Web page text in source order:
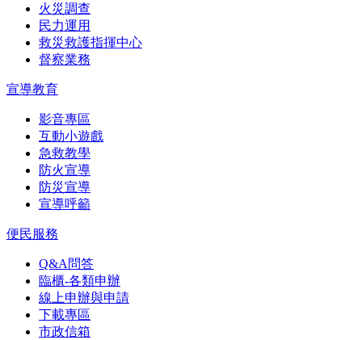
火災調查
民力運用
救災救護指揮中心
督察業務
宣導教育
影音專區
互動小遊戲
急救教學
防火宣導
防災宣導
宣導呼籲
便民服務
Q&A問答
臨櫃-各類申辦
線上申辦與申請
下載專區
市政信箱